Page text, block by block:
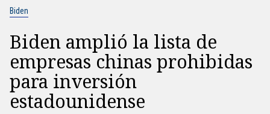
Biden
Biden amplió la lista de
empresas chinas prohibidas
para inversión
estadounidense